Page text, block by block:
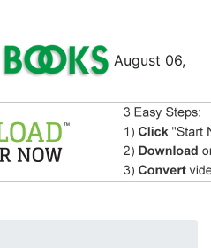
August 06,